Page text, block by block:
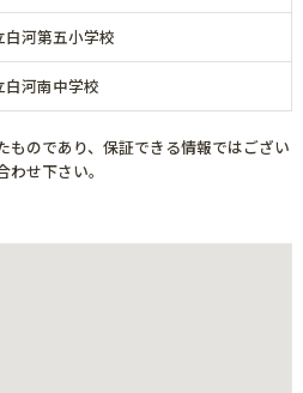
白河第五小学校
白河南中学校
のであり、保証できる情報ではござい
せ下さい。